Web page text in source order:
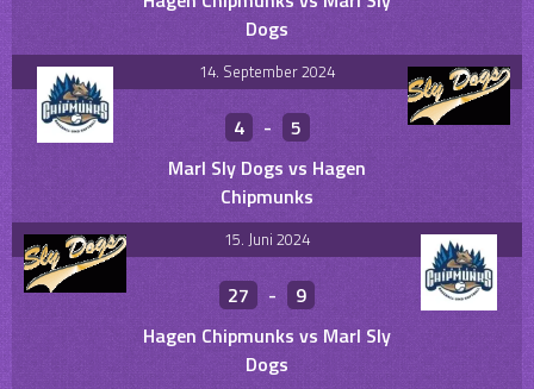
Dogs
14. September 2024
4 -
5
Marl Sly Dogs vs Hagen
Chipmunks
15. Juni 2024
27 -
9
Hagen Chipmunks vs Marl Sly
Dogs